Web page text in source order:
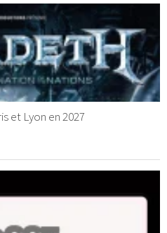
et Lyon en 2027